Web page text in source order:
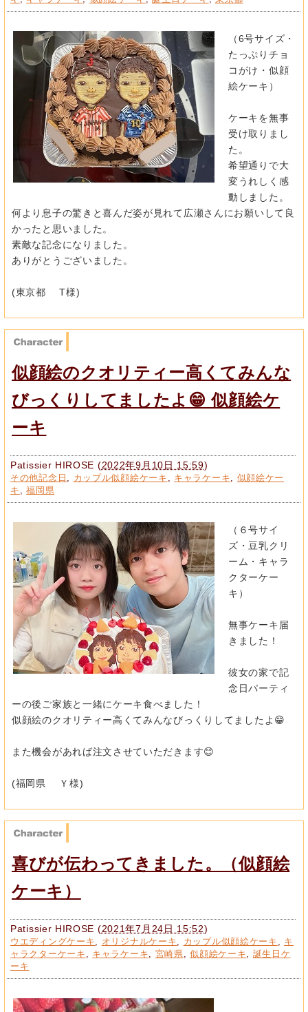
（6号サイズ・
たっぷりチョ
コがけ・似顔
絵ケーキ）
ケーキを無事
受け取りまし
た。
希望通りで大
変うれしく感
動しました。
何より息子の驚きと喜んだ姿が見れて広瀬さんにお願いして良
かった と思いました。
素敵な記念になりました。
ありがとうございました。
(東京都 T様)
似顔絵のクオリティー高くてみんな
びっくりしてましたよ😁 似顔絵ケ
ーキ
Patissier HIROSE (2022年9月10日 15:59)
その他記念日 カップル似顔絵ケーキ キャラケーキ
似顔絵ケー
キ
,福岡県
（６号サイ
ズ・豆乳クリ
ーム・キャラ
クターケー
キ）
無事ケーキ届
きました！
彼女の家で記
念日パーティ
ーの後ご家族と一緒にケーキ食べました！
似顔絵のクオリティー高くてみんなびっくりしてましたよ😁
また機会があれば注文させていただきます😊
(福岡県 Ｙ様)
喜びが伝わってきました。（似顔絵
ケーキ）
Patissier HIROSE (2021年7月24日 15:52)
ウエディングケーキ オリジナルケーキ カップル似顔絵ケーキ
キ
ャラクターケーキ
キャラケーキ 宮崎県 ,似顔絵ケーキ
誕生日ケ
ーキ